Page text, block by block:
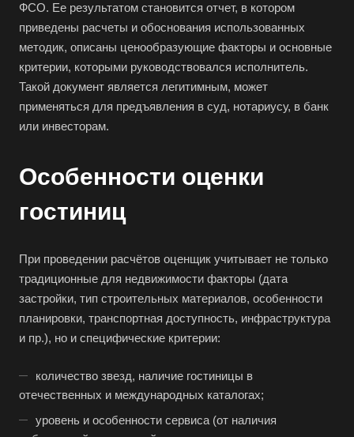
ФСО. Ее результатом становится отчет, в котором
приведены расчеты и обоснования использованных
методик, описаны ценообразующие факторы и основные
критерии, которыми руководствовался исполнитель.
Такой документ является легитимным, может
применяться для предъявления в суд, нотариусу, в банк
или инвесторам.
Особенности оценки
гостиниц
При проведении расчётов оценщик учитывает не только
традиционные для недвижимости факторы (дата
застройки, тип строительных материалов, особенности
планировки, транспортная доступность, инфраструктура
и пр.), но и специфические критерии:
количество звезд, наличие гостиницы в
отечественных и международных каталогах;
уровень и особенности сервиса (от наличия
Выберите ваш город